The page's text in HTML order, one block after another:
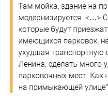
Там мойка, здание на
модернизируется. <…>
которые будут
имеющихся парковок,
ухудшая транспортную
Ленина, сделать много
парковочных мест. Как
на примыкающей